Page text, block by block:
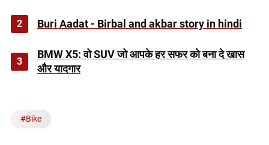
2 Buri Aadat - Birbal and akbar story in hindi
3
BMW X5: वो SUV जो आपके हर सफर को बना दे खास
और यादगार
#Bike